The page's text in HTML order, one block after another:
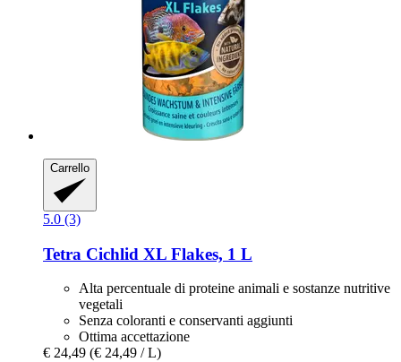
Carrello
5.0 (3)
Tetra Cichlid XL Flakes, 1 L
Alta percentuale di proteine ​​animali e sostanze nutritive
vegetali
Senza coloranti e conservanti aggiunti
Ottima accettazione
€ 24,49 (€ 24,49 / L)